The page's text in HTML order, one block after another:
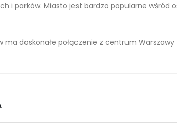
i parków. Miasto jest bardzo popularne wśród
ma doskonałe połączenie z centrum